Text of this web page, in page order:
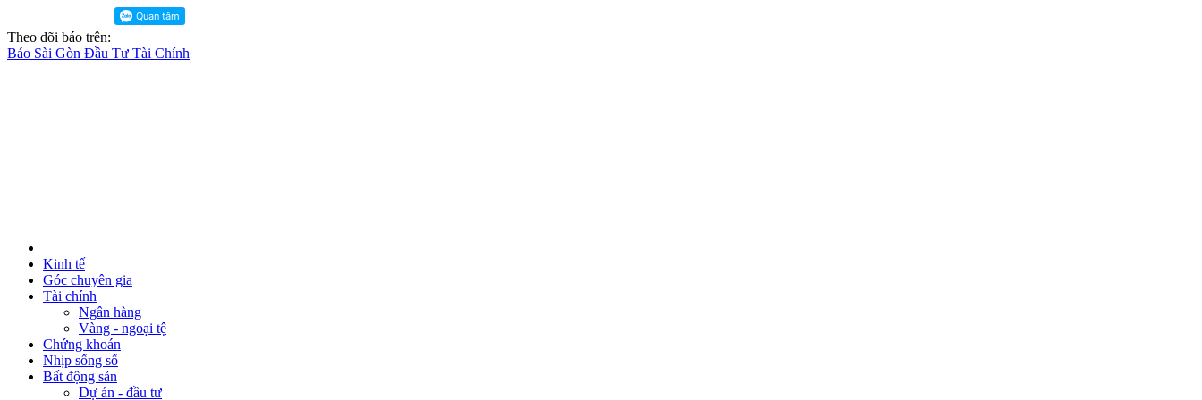
Theo dõi báo trên:
Báo Sài Gòn Đầu Tư Tài Chính
Kinh tế
Góc chuyên gia
Tài chính
Ngân hàng
Vàng - ngoại tệ
Chứng khoán
Nhịp sống số
Bất động sản
Dự án - đầu tư